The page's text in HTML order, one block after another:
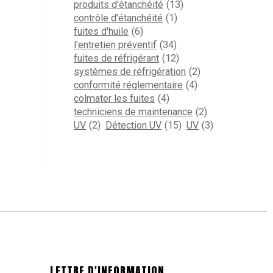
produits d'étanchéité (13)
contrôle d'étanchéité (1)
fuites d'huile (6)
l'entretien préventif (34)
fuites de réfrigérant (12)
systèmes de réfrigération (2)
conformité réglementaire (4)
colmater les fuites (4)
techniciens de maintenance (2)
UV (2) Détection UV (15) UV (3)